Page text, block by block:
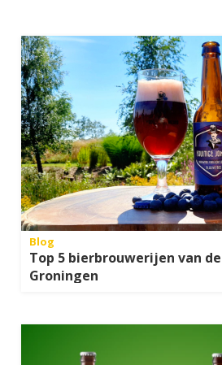
Blog
Top 5 bierbrouwerijen van
Groningen